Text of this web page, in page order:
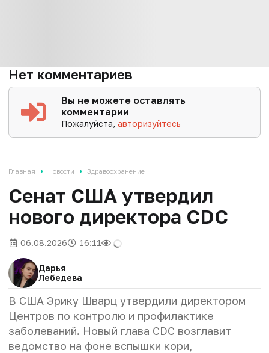
Нет комментариев
Вы не можете оставлять
комментарии
Пожалуйста,авторизуйтесь
Главная • Новости • Здравоохранение
Сенат США утвердил
нового директора CDC
06.08.2026 16:11
Дарья
Лебедева
В США Эрику Шварц утвердили директором
Центров по контролю и профилактике
заболеваний. Новый глава CDC возглавит
ведомство на фоне вспышки кори,